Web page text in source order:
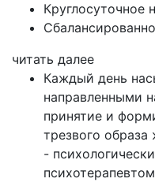
Круглосуточное
читать далее
Каждый день
направленными
принятие и
трезвого образа
-